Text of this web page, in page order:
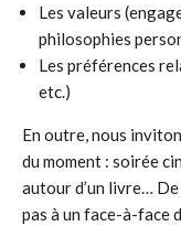
Les valeurs
philosophies
Les préférences
etc.)
En outre, nous
du moment : soirée
autour d’un livre…
pas à un face-à-face